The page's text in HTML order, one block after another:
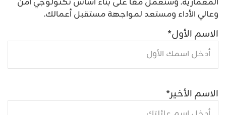
وعالي الأداء ومستعد لمواجهة مستقبل أعمالك.
الاسم الأول*
الاسم الأخير*